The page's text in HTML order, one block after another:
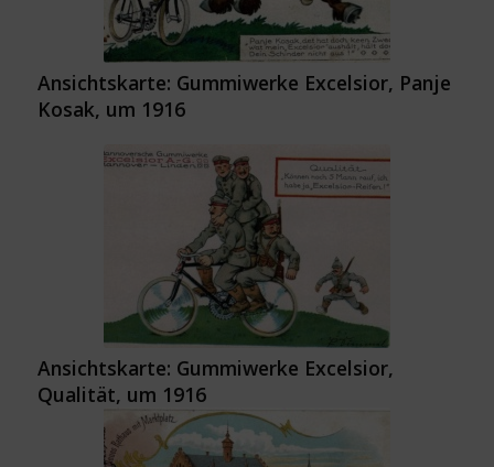
Ansichtskarte: Gummiwerke Excelsior, Panje
Kosak, um 1916
Ansichtskarte: Gummiwerke Excelsior,
Qualität, um 1916